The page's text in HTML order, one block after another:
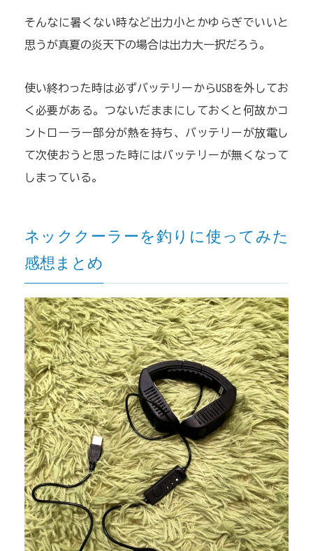
そんなに暑くない時など出力小とかゆらぎでいいと
思うが真夏の炎天下の場合は出力大一択だろう。
使い終わった時は必ずバッテリーからUSBを外してお
く必要がある。つないだままにしておくと何故かコ
ントローラー部分が熱を持ち、バッテリーが放電し
て次使おうと思った時にはバッテリーが無くなって
しまっている。
ネッククーラーを釣りに使ってみた
感想まとめ